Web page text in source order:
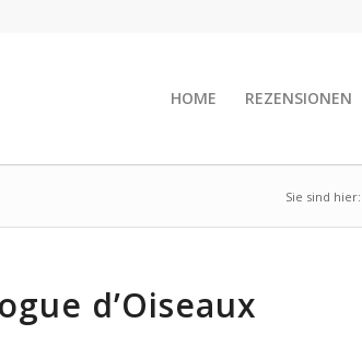
HOME REZENSIONEN
Sie sind hier:
d’Oiseaux